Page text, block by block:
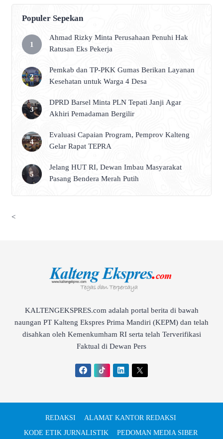
Populer Sepekan
Ahmad Rizky Minta Perusahaan Penuhi Hak
Ratusan Eks Pekerja
Pemkab dan TP-PKK Gumas Berikan Layanan
Kesehatan untuk Warga 4 Desa
DPRD Barsel Minta PLN Tepati Janji Agar
Akhiri Pemadaman Bergilir
Evaluasi Capaian Program, Pemprov Kalteng
Gelar Rapat TEPRA
Jelang HUT RI, Dewan Imbau Masyarakat
Pasang Bendera Merah Putih
<
KALTENGEKSPRES.com adalah portal berita di bawah
naungan PT Kalteng Ekspres Prima Mandiri (KEPM) dan telah
disahkan oleh Kemenkumham RI serta telah Terverifikasi
Faktual di Dewan Pers
REDAKSI
ALAMAT KANTOR REDAKSI
KODE ETIK JURNALISTIK
PEDOMAN MEDIA SIBER